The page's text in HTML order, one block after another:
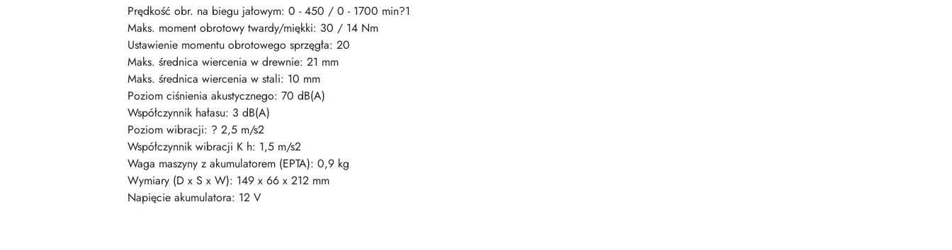
Prędkość obr. na biegu jałowym: 0 - 450 / 0 - 1700 min?1
Maks. moment obrotowy twardy/miękki: 30 / 14 Nm
Ustawienie momentu obrotowego sprzęgła: 20
Maks. średnica wiercenia w drewnie: 21 mm
Maks. średnica wiercenia w stali: 10 mm
Poziom ciśnienia akustycznego: 70 dB(A)
Współczynnik hałasu: 3 dB(A)
Poziom wibracji: ? 2,5 m/s2
Współczynnik wibracji K h: 1,5 m/s2
Waga maszyny z akumulatorem (EPTA): 0,9 kg
Wymiary (D x S x W): 149 x 66 x 212 mm
Napięcie akumulatora: 12 V